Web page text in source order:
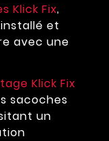
Klick Fix,
et
avec une
Klick Fix
sacoches
un